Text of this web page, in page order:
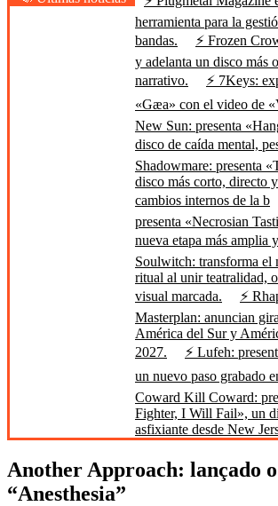
Plugmetal Magazine
Heavy Metal is Life
herramienta para la
bandas.
⚡ Frozen
y adelanta un disco más
narrativo.
⚡ 7Keys:
«Gæa» con el video de
New Sun: presenta
disco de caída mental,
Shadowmare: presenta
disco más corto, directo
cambios internos de la b
presenta «Necrosian
nueva etapa más amplia
Soulwitch: transforma el
ritual al unir teatralidad,
visual marcada.
⚡
Masterplan: anuncian
América del Sur y
2027.
⚡ Lufeh:
un nuevo paso grabado
Coward Kill Coward:
Fighter, I Will Fail», un
asfixiante desde New
Another Approach: lançado
“Anesthesia”